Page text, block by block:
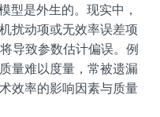
X
_
{1
j
t}
{\si
m}
\m
ath
cal
1}
^
N
w
_
型是外生的。现实中，
扰动项或无效率误差项
导致参数估计偏误。例
量难以度量，常被遗漏
效率的影响因素与质量